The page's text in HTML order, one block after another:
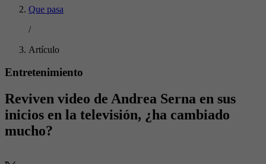
Que pasa
/
Artículo
Entretenimiento
Reviven video de Andrea Serna en sus
inicios en la televisión, ¿ha cambiado
mucho?